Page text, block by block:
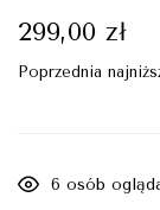
299,00 zł
Poprzednia
6 osób